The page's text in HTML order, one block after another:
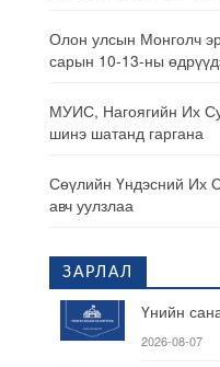
Олон улсын Монголч
сарын 10-13-ны
МУИС, Нагоягийн Их
шинэ шатанд гаргана
Сөүлийн Үндэсний Их
авч уулзлаа
ЗАРЛАЛ
Үнийн
2026-08-07